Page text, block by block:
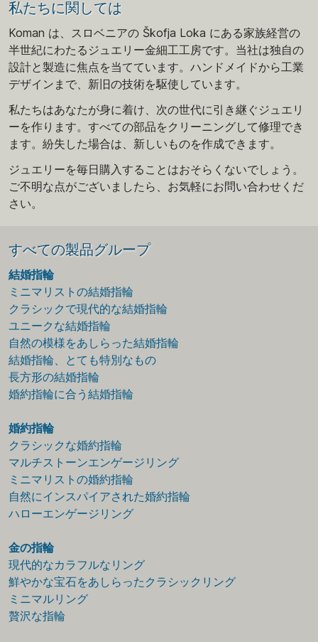
私たちに関しては
Koman は、スロベニアの Škofja Loka にある家族経営の
半世紀にわたるジュエリー金細工工房です。当社は独自の
設計と製造に焦点を当てています。ハンドメイドから工業
デザインまで、新旧の技術を駆使しています。
私たちはあなたが身に着け、次の世代に引き継ぐジュエリ
ーを作ります。すべての部品をクリーニングして修理でき
ます。紛失した場合は、新しいものを作成できます。
ジュエリーを毎日購入することはおそらくないでしょう。
ご不明な点がございましたら、お気軽にお問い合わせくだ
さい。
すべての製品グループ
結婚指輪
ミニマリストの結婚指輪
クラシックで現代的な結婚指輪
ユニークな結婚指輪
自然の模様をあしらった結婚指輪
結婚指輪、とても特別なもの
長方形の結婚指輪
婚約指輪に合う結婚指輪
婚約指輪
クラシックな婚約指輪
マルチストーンエンゲージリング
ミニマリストの婚約指輪
自然にインスパイアされた婚約指輪
ハローエンゲージリング
金の指輪
現代的なカラフルなリング
鮮やかな宝石をあしらったクラシックリング
ミニマルリング
贅沢な指輪